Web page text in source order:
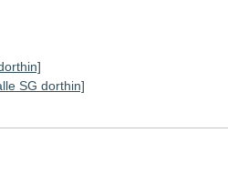
SG dorthin]